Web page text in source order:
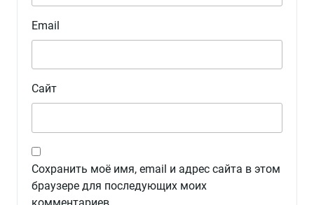
Email
Сайт
Сохранить моё имя, email и адрес сайта в этом
браузере для последующих моих
комментариев.